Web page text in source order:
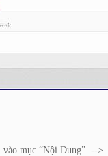
vào mục “Nội Dung” -->